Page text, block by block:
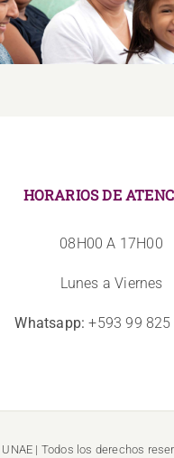
HORARIOS DE
08H00 A 17H00
Lunes a Viernes
Whatsapp: +593 99 825
UNAE | Todos los derechos